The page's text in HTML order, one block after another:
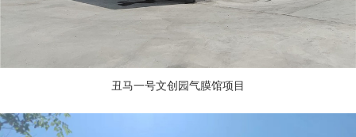
丑马一号文创园气膜馆项目